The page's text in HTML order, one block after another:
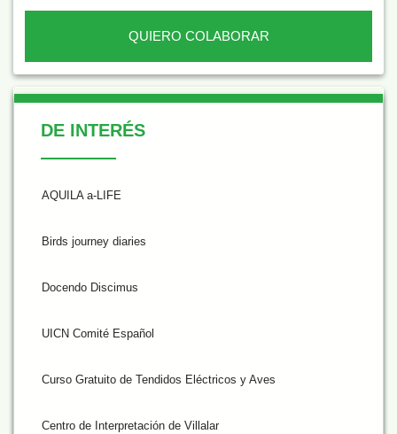
QUIERO COLABORAR
De Interés
DE INTERÉS
AQUILA a-LIFE
Birds journey diaries
Docendo Discimus
UICN Comité Español
Curso Gratuito de Tendidos Eléctricos y Aves
Centro de Interpretación de Villalar